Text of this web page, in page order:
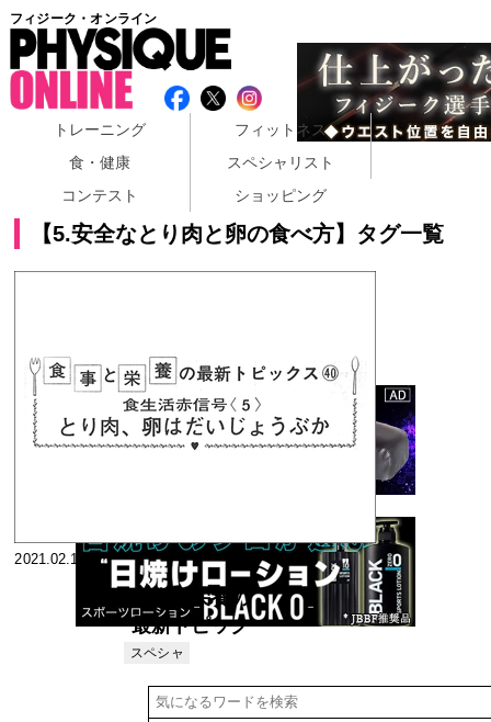
フィジーク・オンライン
トレーニング
フィットネス
食・健康
スペシャリスト
コンテスト
ショッピング
【5.安全なとり肉と卵の食べ方】タグ一覧
2021.02.15
食事と栄養の
最新トピック
ス40 食生活
り肉、卵はだ
スペシャ